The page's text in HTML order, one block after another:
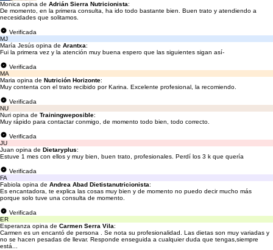
Monica opina de Adrián Sierra Nutricionista:
De momento, en la primera consulta, ha ido todo bastante bien. Buen trato y atendiendo a
necesidades que solitamos.
Verificada
MJ
María Jesús opina de Arantxa:
Fui la primera vez y la atención muy buena espero que las siguientes sigan así-
Verificada
MA
Maria opina de Nutrición Horizonte:
Muy contenta con el trato recibido por Karina. Excelente profesional, la recomiendo.
Verificada
NU
Nuri opina de Trainingweposible:
Muy rápido para contactar conmigo, de momento todo bien, todo correcto.
Verificada
JU
Juan opina de Dietaryplus:
Estuve 1 mes con ellos y muy bien, buen trato, profesionales. Perdí los 3 k que quería
Verificada
FA
Fabiola opina de Andrea Abad Dietistanutricionista:
Es encantadora, te explica las cosas muy bien y de momento no puedo decir mucho más
porque solo tuve una consulta de momento.
Verificada
ER
Esperanza opina de Carmen Serra Vila:
Carmen es un encantó de persona . Se nota su profesionalidad. Las dietas son muy variadas y
no se hacen pesadas de llevar. Responde enseguida a cualquier duda que tengas,siempre
está...